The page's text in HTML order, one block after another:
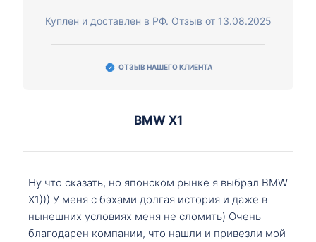
Куплен и доставлен в РФ. Отзыв от 13.08.2025
ОТЗЫВ НАШЕГО КЛИЕНТА
BMW X1
Ну что сказать, но японском рынке я выбрал BMW
X1))) У меня с бэхами долгая история и даже в
нынешних условиях меня не сломить) Очень
благодарен компании, что нашли и привезли мой